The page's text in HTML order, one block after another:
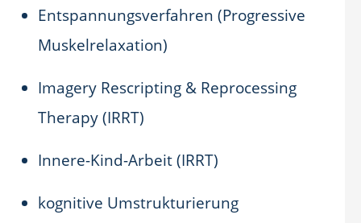
Entspannungsverfahren (Progressive
Muskelrelaxation)
Imagery Rescripting & Reprocessing
Therapy (IRRT)
Innere-Kind-Arbeit (IRRT)
kognitive Umstrukturierung